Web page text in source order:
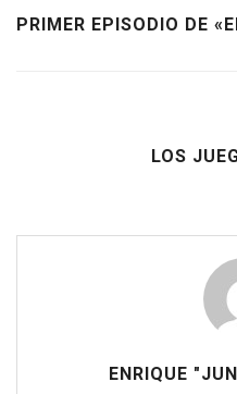
PRIMER EPISODIO DE
LOS
ENRIQUE